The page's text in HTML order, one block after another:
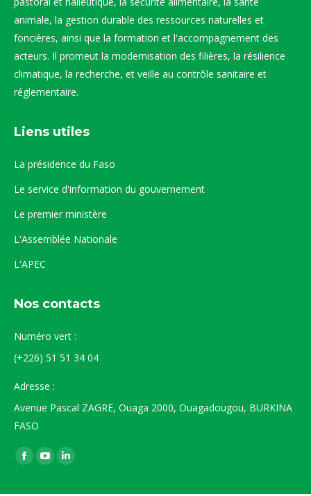
animale, la gestion durable des ressources naturelles et
foncières, ainsi que la formation et l'accompagnement des
acteurs. Il promeut la modernisation des filières, la résilience
climatique, la recherche, et veille au contrôle sanitaire et
réglementaire.
Liens utiles
La présidence du Faso
Le service d'information du gouvernement
Le premier ministère
L'Assemblée Nationale
L'APEC
Nos contacts
Numéro vert :
(+226) 51 51 34 04
Adresse :
Avenue Pascal ZAGRE, Ouaga 2000, Ouagadougou, BURKINA
FASO
Trouvez nous sur :
La
La
La